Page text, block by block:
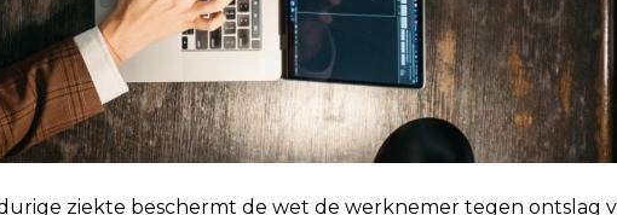
ziekte beschermt de wet de werknemer tegen ontslag